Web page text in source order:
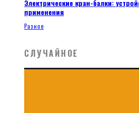
Электрические кран-балки:
применения
Разное
СЛУЧАЙНОЕ